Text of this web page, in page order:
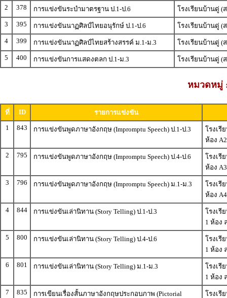
2
378 การแข่งขันระบำมาตรฐาน ป.1-ป.6
โรงเรียนบ้านดู่ (
3
395 การแข่งขันนาฏศิลป์ไทยอนุรักษ์ ป.1-ป.6
โรงเรียนบ้านดู่ (
4
399 การแข่งขันนาฏศิลป์ไทยสร้างสรรค์ ม.1-ม.3
โรงเรียนบ้านดู่ (
5
400 การแข่งขันการแสดงตลก ป.1-ม.3 โรงเรียนบ้านดู่ (
หมวดหมู่
ที่ ID
รายการแข่งขัน
1
843 การแข่งขันพูดภาษาอังกฤษ (Impromptu Speech) ป.1-ป.3
โรงเรี
ห้อง A2
2
795 การแข่งขันพูดภาษาอังกฤษ (Impromptu Speech) ป.4-ป.6
โรงเรี
ห้อง A3
3
796 การแข่งขันพูดภาษาอังกฤษ (Impromptu Speech) ม.1-ม.3
โรงเรี
ห้อง A4
4
844 การแข่งขันเล่านิทาน (Story Telling) ป.1-ป.3
โรงเรี
1 ห้อง
5
800 การแข่งขันเล่านิทาน (Story Telling) ป.4-ป.6
โรงเรี
1 ห้อง
6
801 การแข่งขันเล่านิทาน (Story Telling) ม.1-ม.3
โรงเรี
1 ห้อง
7
835
การเขียนเรื่องสั้นภาษาอังกฤษประกอบภาพ (Pictorial
โรงเรี